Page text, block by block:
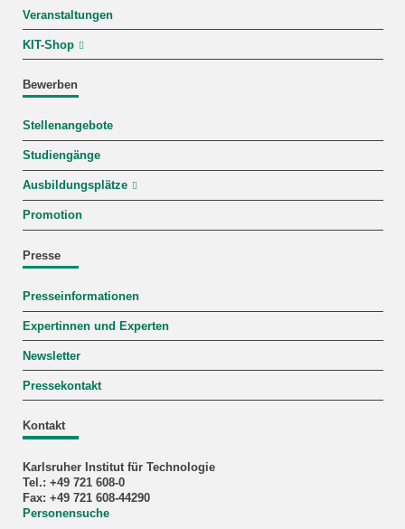
Veranstaltungen
KIT-Shop
Bewerben
Stellenangebote
Studiengänge
Ausbildungsplätze
Promotion
Presse
Presseinformationen
Expertinnen und Experten
Newsletter
Pressekontakt
Kontakt
Karlsruher Institut für Technologie
Tel.: +49 721 608-0
Fax: +49 721 608-44290
Personensuche